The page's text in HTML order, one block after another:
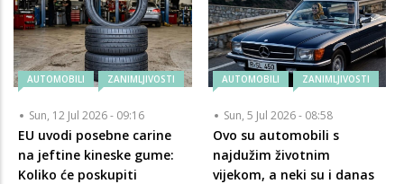
AUTOMOBILI ZANIMLJIVOSTI
Sun, 12 Jul 2026 - 09:16
EU uvodi posebne carine
na jeftine kineske gume:
Koliko će poskupiti
AUTOMOBILI ZANIMLJIVOSTI
Sun, 5 Jul 2026 - 08:58
Ovo su automobili s
najdužim životnim
vijekom, a neki su i danas